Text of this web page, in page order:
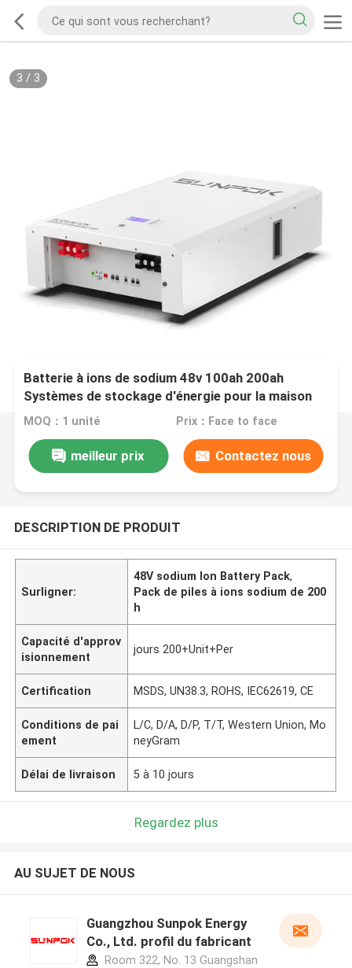
3 / 3
Batterie à ions de sodium 48v 100ah 200ah
Systèmes de stockage d'énergie pour la maison
MOQ：1 unité Prix：Face to face
meilleur prix Contactez nous
DESCRIPTION DE PRODUIT
Surligner:
48V sodium Ion Battery Pack,
Pack de piles à ions sodium de 200
h
Capacité d'approv
isionnement
jours 200+Unit+Per
Certification MSDS, UN38.3, ROHS, IEC62619, CE
Conditions de pai
ement
L/C, D/A, D/P, T/T, Western Union, Mo
neyGram
Délai de livraison 5 à 10 jours
Regardez plus
AU SUJET DE NOUS
Guangzhou Sunpok Energy
Co., Ltd. profil du fabricant
Room 322, No. 13 Guangshan